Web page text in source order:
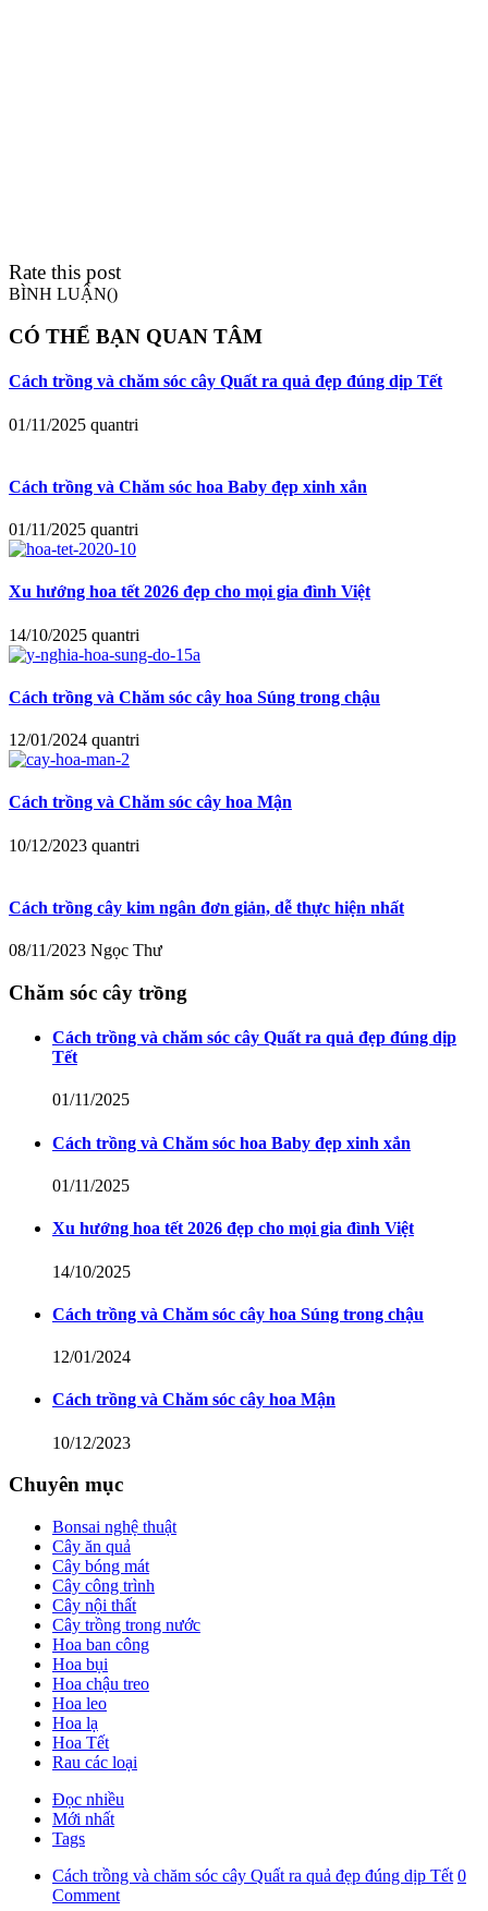
Rate this post
BÌNH LUẬN()
CÓ THỂ BẠN QUAN TÂM
Cách trồng và chăm sóc cây Quất ra quả đẹp đúng dịp Tết
01/11/2025 quantri
Cách trồng và Chăm sóc hoa Baby đẹp xinh xắn
01/11/2025 quantri
Xu hướng hoa tết 2026 đẹp cho mọi gia đình Việt
14/10/2025 quantri
Cách trồng và Chăm sóc cây hoa Súng trong chậu
12/01/2024 quantri
Cách trồng và Chăm sóc cây hoa Mận
10/12/2023 quantri
Cách trồng cây kim ngân đơn giản, dễ thực hiện nhất
08/11/2023 Ngọc Thư
Chăm sóc cây trồng
Cách trồng và chăm sóc cây Quất ra quả đẹp đúng dịp
Tết
01/11/2025
Cách trồng và Chăm sóc hoa Baby đẹp xinh xắn
01/11/2025
Xu hướng hoa tết 2026 đẹp cho mọi gia đình Việt
14/10/2025
Cách trồng và Chăm sóc cây hoa Súng trong chậu
12/01/2024
Cách trồng và Chăm sóc cây hoa Mận
10/12/2023
Chuyên mục
Bonsai nghệ thuật
Cây ăn quả
Cây bóng mát
Cây công trình
Cây nội thất
Cây trồng trong nước
Hoa ban công
Hoa bụi
Hoa chậu treo
Hoa leo
Hoa lạ
Hoa Tết
Rau các loại
Đọc nhiều
Mới nhất
Tags
Cách trồng và chăm sóc cây Quất ra quả đẹp đúng dịp Tết 0
Comment